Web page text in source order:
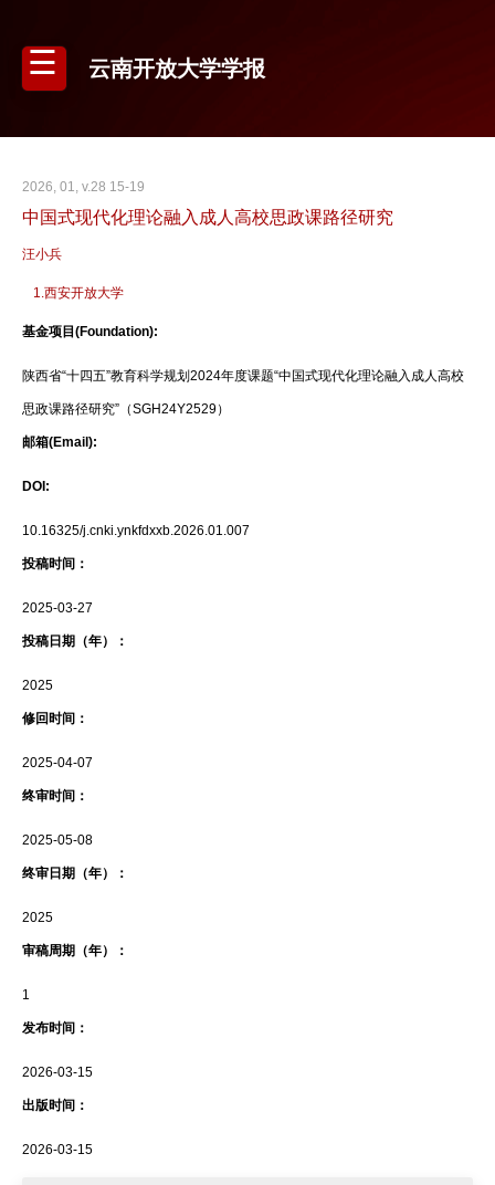
云南开放大学学报
2026, 01, v.28 15-19
中国式现代化理论融入成人高校思政课路径研究
汪小兵
1.西安开放大学
基金项目(Foundation):
陕西省“十四五”教育科学规划2024年度课题“中国式现代化理论融入成人高校
思政课路径研究”（SGH24Y2529）
邮箱(Email):
DOI:
10.16325/j.cnki.ynkfdxxb.2026.01.007
投稿时间：
2025-03-27
投稿日期（年）：
2025
修回时间：
2025-04-07
终审时间：
2025-05-08
终审日期（年）：
2025
审稿周期（年）：
1
发布时间：
2026-03-15
出版时间：
2026-03-15